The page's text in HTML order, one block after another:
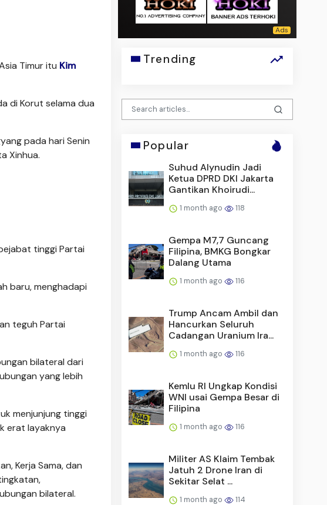
Timur itu Kim
di Korut selama dua
pada hari Senin
Xinhua.
tinggi Partai
baru, menghadapi
teguh Partai
bilateral dari
yang lebih
menjunjung tinggi
erat layaknya
Kerja Sama, dan
bilateral.
Trending
Popular
Suhud Alynudin Jadi
Ketua DPRD DKI Jakarta
Gantikan Khoirudi...
1 month ago 118
Gempa M7,7 Guncang
Filipina, BMKG Bongkar
Dalang Utama
1 month ago 116
Trump Ancam Ambil dan
Hancurkan Seluruh
Cadangan Uranium Ira...
1 month ago 116
Kemlu RI Ungkap Kondisi
WNI usai Gempa Besar di
Filipina
1 month ago 116
Militer AS Klaim Tembak
Jatuh 2 Drone Iran di
Sekitar Selat ...
1 month ago 114